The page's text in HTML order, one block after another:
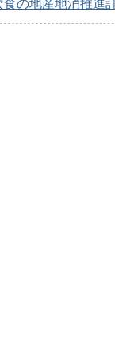
の地産地消推進